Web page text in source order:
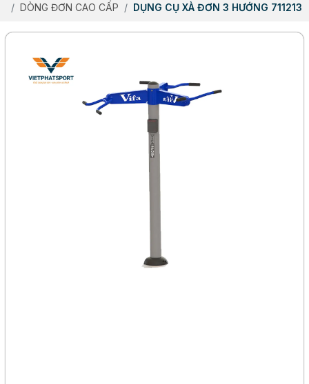
DÒNG ĐƠN CAO CẤP
DỤNG CỤ XÀ ĐƠN 3 HƯỚNG 711213